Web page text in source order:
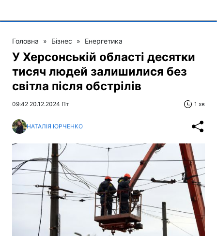
Головна » Бізнес » Енергетика
У Херсонській області десятки
тисяч людей залишилися без
світла після обстрілів
09:42 20.12.2024 Пт 1 хв
НАТАЛІЯ ЮРЧЕНКО